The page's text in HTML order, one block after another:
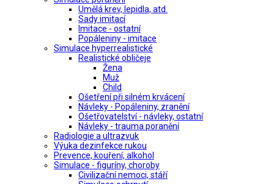
Umělá krev, lepidla, atd.
Sady imitací
Imitace - ostatní
Popáleniny - imitace
Simulace hyperrealistické
Realistické obličeje
Žena
Muž
Child
Ošetření při silném krvácení
Návleky - Popáleniny, zranění
Ošetřovatelství - návleky, ostatní
Návleky - trauma poranění
Radiologie a ultrazvuk
Výuka dezinfekce rukou
Prevence, kouření, alkohol
Simulace - figuríny, choroby
Civilizační nemoci, stáří